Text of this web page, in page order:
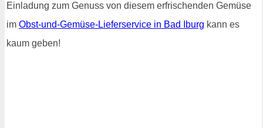
Einladung zum Genuss von diesem erfrischenden Gemüse
im Obst-und-Gemüse-Lieferservice in Bad Iburg kann es
kaum geben!